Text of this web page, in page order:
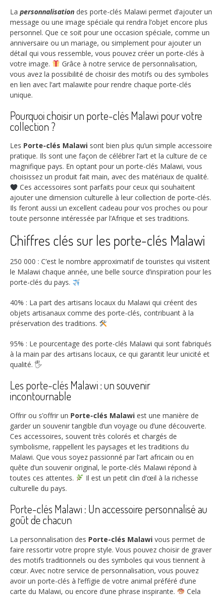
La personnalisation des porte-clés Malawi permet d’ajouter un
message ou une image spéciale qui rendra l’objet encore plus
personnel. Que ce soit pour une occasion spéciale, comme un
anniversaire ou un mariage, ou simplement pour ajouter un
détail qui vous ressemble, vous pouvez créer un porte-clés à
votre image.
Grâce à notre service de personnalisation,
vous avez la possibilité de choisir des motifs ou des symboles
en lien avec l’art malawite pour rendre chaque porte-clés
unique.
Pourquoi choisir un porte-clés Malawi pour votre
collection ?
Les Porte-clés Malawi sont bien plus qu’un simple accessoire
pratique. Ils sont une façon de célébrer l’art et la culture de ce
magnifique pays. En optant pour un porte-clés Malawi, vous
choisissez un produit fait main, avec des matériaux de qualité.
Ces accessoires sont parfaits pour ceux qui souhaitent
ajouter une dimension culturelle à leur collection de porte-clés.
Ils feront aussi un excellent cadeau pour vos proches ou pour
toute personne intéressée par l’Afrique et ses traditions.
Chiffres clés sur les porte-clés Malawi
250 000 : C’est le nombre approximatif de touristes qui visitent
le Malawi chaque année, une belle source d’inspiration pour les
porte-clés du pays.
40% : La part des artisans locaux du Malawi qui créent des
objets artisanaux comme des porte-clés, contribuant à la
préservation des traditions.
95% : Le pourcentage des porte-clés Malawi qui sont fabriqués
à la main par des artisans locaux, ce qui garantit leur unicité et
qualité. 🖐️
Les porte-clés Malawi : un souvenir
incontournable
Offrir ou s’offrir un Porte-clés Malawi est une manière de
garder un souvenir tangible d’un voyage ou d’une découverte.
Ces accessoires, souvent très colorés et chargés de
symbolisme, rappellent les paysages et les traditions du
Malawi. Que vous soyez passionné par l’art africain ou en
quête d’un souvenir original, le porte-clés Malawi répond à
toutes ces attentes.
Il est un petit clin d’œil à la richesse
culturelle du pays.
Porte-clés Malawi : Un accessoire personnalisé au
goût de chacun
La personnalisation des Porte-clés Malawi vous permet de
faire ressortir votre propre style. Vous pouvez choisir de graver
des motifs traditionnels ou des symboles qui vous tiennent à
cœur. Avec notre service de personnalisation, vous pouvez
avoir un porte-clés à l’effigie de votre animal préféré d’une
carte du Malawi, ou encore d’une phrase inspirante.
Cela